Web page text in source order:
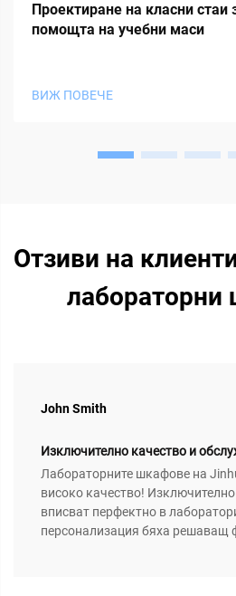
Проектиране на класни стаи
помощта на учебни маси
ВИЖ ПОВЕЧЕ
Отзиви на
John Smith
Изключително качество и
Лабораторните шкафове на
високо качество!
вписват перфектно в
персонализация бяха решаващ